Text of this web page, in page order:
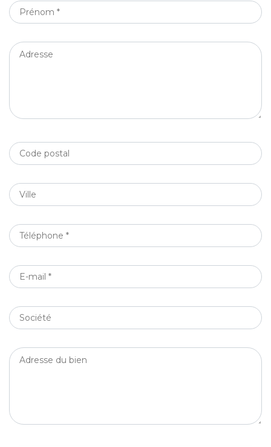
PRÉNOM
*
ADRESSE
CODE
POSTAL
VILLE
TÉLÉPHONE
*
E-
MAIL
SOCIÉTÉ
ADRESSE